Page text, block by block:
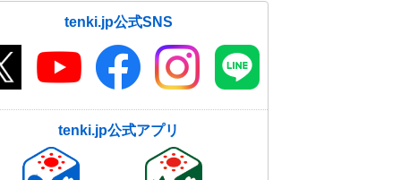
tenki.jp公式SNS
tenki.jp公式アプリ